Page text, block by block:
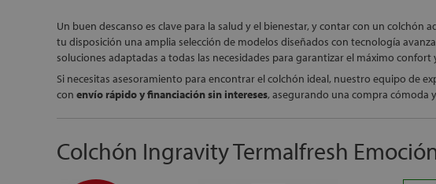
Un buen descanso es clave para la salud y el bienestar, y contar con un colchón
tu disposición una amplia selección de modelos diseñados con tecnología
soluciones adaptadas a todas las necesidades para garantizar el máximo confort
Si necesitas asesoramiento para encontrar el colchón ideal, nuestro equipo de
con envío rápido y financiación sin intereses, asegurando una compra cómoda
Colchón Ingravity Termalfresh